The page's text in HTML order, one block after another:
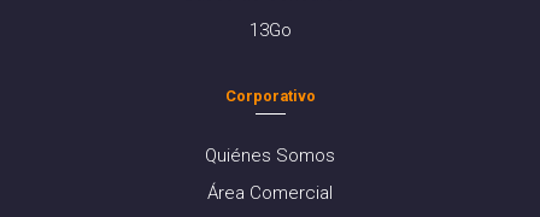
13Go
Corporativo
Quiénes Somos
Área Comercial